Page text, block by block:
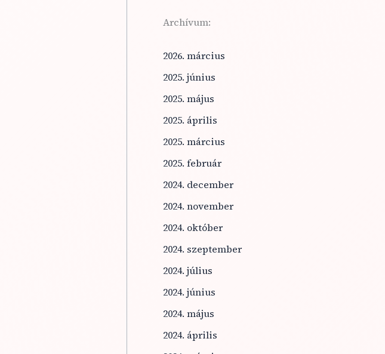
Archívum:
2026. március
2025. június
2025. május
2025. április
2025. március
2025. február
2024. december
2024. november
2024. október
2024. szeptember
2024. július
2024. június
2024. május
2024. április